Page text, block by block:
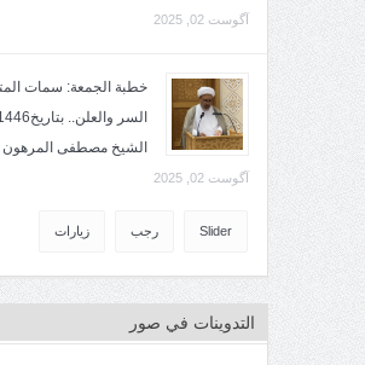
آگوست 02, 2025
الشيخ مصطفى المرهون
آگوست 02, 2025
Slider رجب زيارات
التدوينات في صور